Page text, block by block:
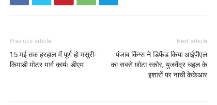
Previous article
15 मई तक हरहाल में पूर्ण हो मसूरी-
किमाड़ी मोटर मार्ग कार्यः डीएम
Next article
पंजाब किंग्स ने डिफेंड किया आईपीएल
का सबसे छोटा स्कोर, युजवेंद्र चहल के
इशारों पर नाची केकेआर